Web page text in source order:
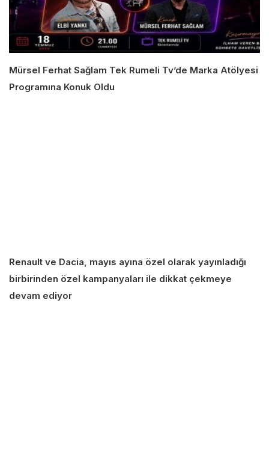
Mürsel Ferhat Sağlam Tek Rumeli Tv’de Marka Atölyesi
Programına Konuk Oldu
Renault ve Dacia, mayıs ayına özel olarak yayınladığı
birbirinden özel kampanyaları ile dikkat çekmeye
devam ediyor